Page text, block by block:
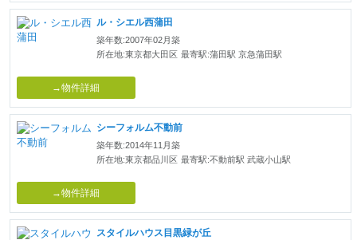
ル・シエル西蒲田
築年数:2007年02月築
所在地:東京都大田区 最寄駅:蒲田駅 京急蒲田駅
→物件詳細
シーフォルム不動前
築年数:2014年11月築
所在地:東京都品川区 最寄駅:不動前駅 武蔵小山駅
→物件詳細
スタイルハウス目黒緑が丘